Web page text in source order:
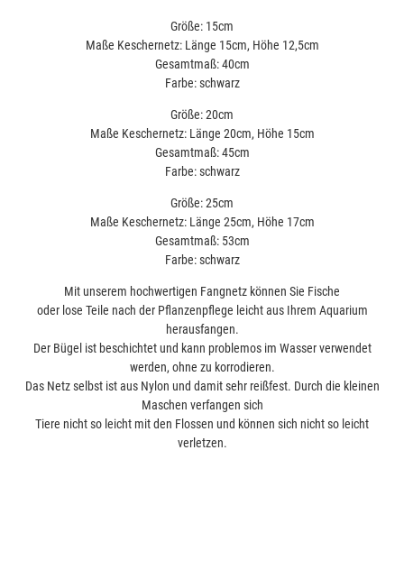
Größe: 15cm
Maße Keschernetz: Länge 15cm, Höhe 12,5cm
Gesamtmaß: 40cm
Farbe: schwarz
Größe: 20cm
Maße Keschernetz: Länge 20cm, Höhe 15cm
Gesamtmaß: 45cm
Farbe: schwarz
Größe: 25cm
Maße Keschernetz: Länge 25cm, Höhe 17cm
Gesamtmaß: 53cm
Farbe: schwarz
Mit unserem hochwertigen Fangnetz können Sie Fische
oder lose Teile nach der Pflanzenpflege leicht aus Ihrem Aquarium
herausfangen.
Der Bügel ist beschichtet und kann problemos im Wasser verwendet
werden, ohne zu korrodieren.
Das Netz selbst ist aus Nylon und damit sehr reißfest. Durch die kleinen
Maschen verfangen sich
Tiere nicht so leicht mit den Flossen und können sich nicht so leicht
verletzen.